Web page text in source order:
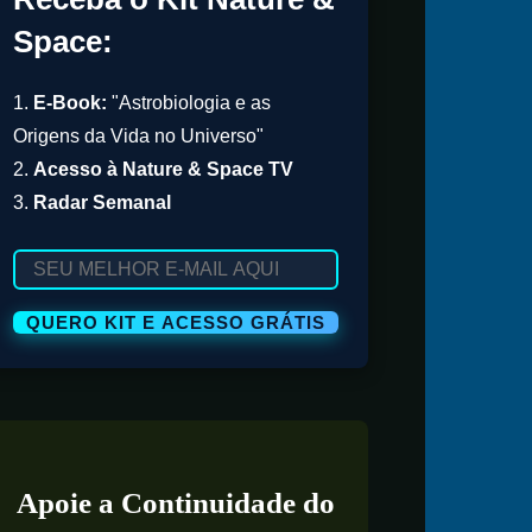
Space:
1. E-Book: "Astrobiologia e as
Origens da Vida no Universo"
2. Acesso à Nature & Space TV
3. Radar Semanal
Apoie a Continuidade do